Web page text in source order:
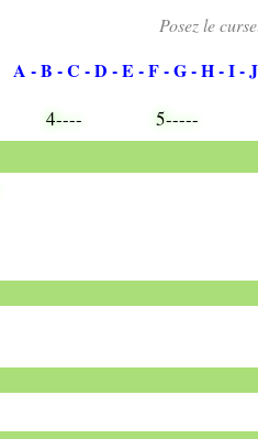
Posez le
A - B - C - D - E - F- G- H- I- J
4---- 5-----